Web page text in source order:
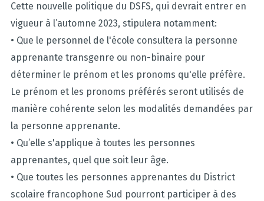
Cette nouvelle politique du DSFS, qui devrait entrer en
vigueur à l’automne 2023, stipulera notamment:
• Que le personnel de l'école consultera la personne
apprenante transgenre ou non-binaire pour
déterminer le prénom et les pronoms qu'elle préfère.
Le prénom et les pronoms préférés seront utilisés de
manière cohérente selon les modalités demandées par
la personne apprenante.
• Qu’elle s'applique à toutes les personnes
apprenantes, quel que soit leur âge.
• Que toutes les personnes apprenantes du District
scolaire francophone Sud pourront participer à des